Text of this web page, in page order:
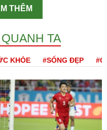
THÊM
TA
KHỎE #SỐNG ĐẸP